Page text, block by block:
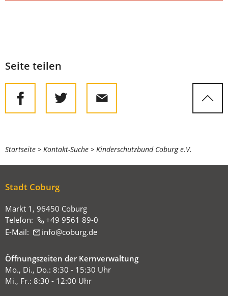
Seite teilen
Sie
befinden
sich
Startseite Kontakt-Suche Kinderschutzbund Coburg e.V.
Stadt Coburg
Markt 1, 96450 Coburg
Telefon:
+49 9561 89-0
E-Mail:
info coburg de
Öffnungszeiten der Kernverwaltung
Mo., Di., Do.: 8:30 - 15:30 Uhr
Mi., Fr.: 8:30 - 12:00 Uhr